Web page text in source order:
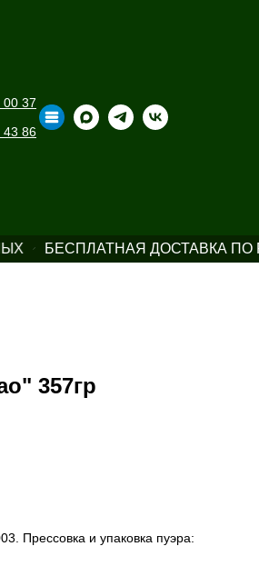
00 37
43 86
БЕСПЛАТНАЯ ДОСТАВКА ПО
357гр
Прессовка и упаковка пуэра: